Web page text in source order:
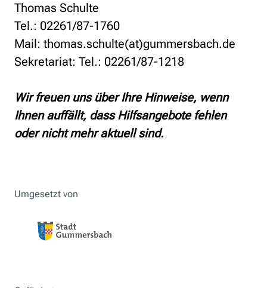
Thomas Schulte
Tel.: 02261/87-1760
Mail: thomas.schulte(at)gummersbach.de
Sekretariat: Tel.: 02261/87-1218
Wir freuen uns über Ihre Hinweise, wenn
Ihnen auffällt, dass Hilfsangebote fehlen
oder nicht mehr aktuell sind.
Umgesetzt von